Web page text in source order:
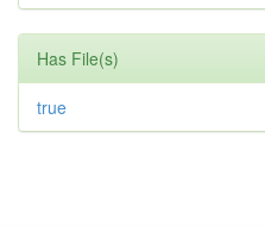
Has File(s)
true